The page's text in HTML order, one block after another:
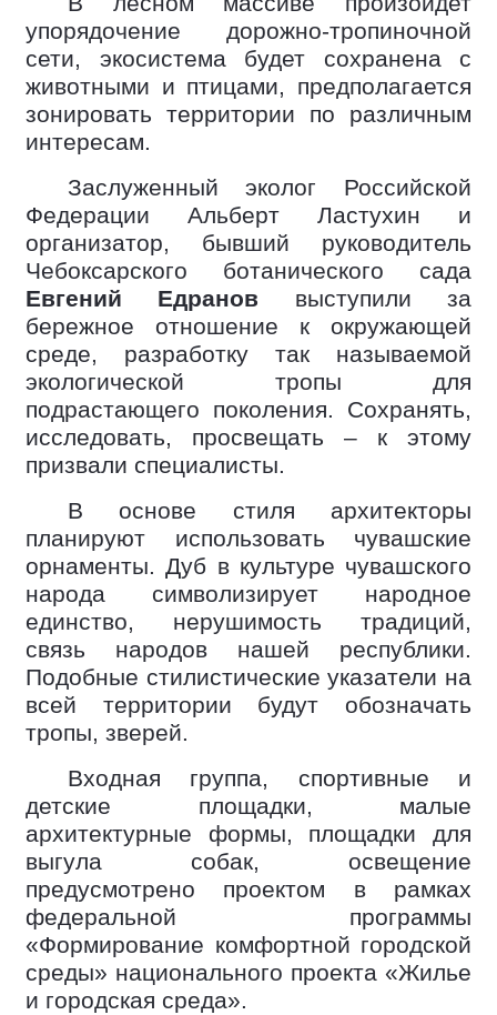
упорядочение дорожно-тропиночной
сети, экосистема будет сохранена с
животными и птицами, предполагается
зонировать территории по различным
интересам.
Заслуженный эколог Российской
Федерации Альберт Ластухин и
организатор, бывший руководитель
Чебоксарского ботанического сада
Евгений Едранов выступили за
бережное отношение к окружающей
среде, разработку так называемой
экологической тропы для
подрастающего поколения. Сохранять,
исследовать, просвещать – к этому
призвали специалисты.
В основе стиля архитекторы
планируют использовать чувашские
орнаменты. Дуб в культуре чувашского
народа символизирует народное
единство, нерушимость традиций,
связь народов нашей республики.
Подобные стилистические указатели на
всей территории будут обозначать
тропы, зверей.
Входная группа, спортивные и
детские площадки, малые
архитектурные формы, площадки для
выгула собак, освещение
предусмотрено проектом в рамках
федеральной программы
«Формирование комфортной городской
среды» национального проекта «Жилье
и городская среда».